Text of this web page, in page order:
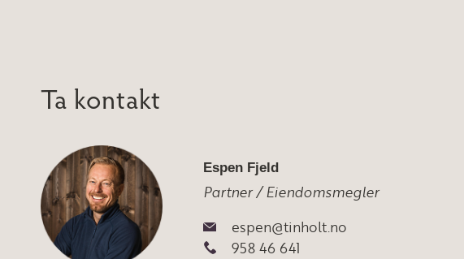
Ta kontakt
Espen Fjeld
Partner / Eiendomsmegler
espen@tinholt.no
958 46 641